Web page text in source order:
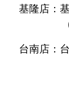
基隆店：
（營
台南店：